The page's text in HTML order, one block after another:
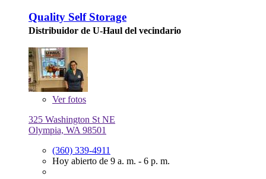
Quality Self Storage
Distribuidor de U-Haul del vecindario
Verfotos
325 Washington St NE
Olympia, WA 98501
(360) 339-4911
Hoy abierto de 9 a. m. - 6 p. m.